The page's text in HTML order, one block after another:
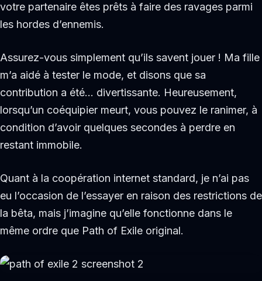
votre partenaire êtes prêts à faire des ravages parmi
les hordes d’ennemis.
Assurez-vous simplement qu’ils savent jouer ! Ma fille
m’a aidé à tester le mode, et disons que sa
contribution a été… divertissante. Heureusement,
lorsqu’un coéquipier meurt, vous pouvez le ranimer, à
condition d’avoir quelques secondes à perdre en
restant immobile.
Quant à la coopération internet standard, je n’ai pas
eu l’occasion de l’essayer en raison des restrictions de
la bêta, mais j’imagine qu’elle fonctionne dans le
même ordre que Path of Exile original.